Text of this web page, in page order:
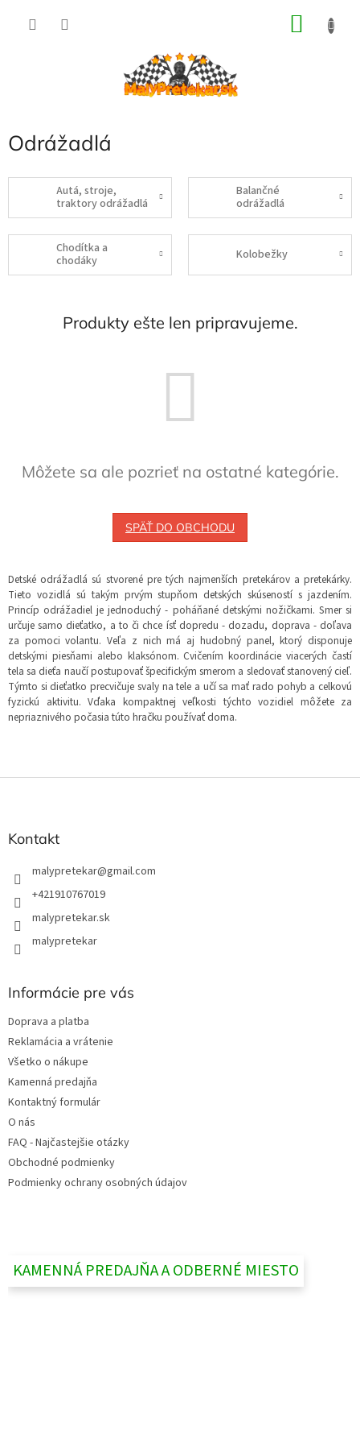
Odrážadlá
Autá, stroje,
traktory odrážadlá
Balančné
odrážadlá
Chodítka a
chodáky
Kolobežky
Produkty ešte len pripravujeme.
Môžete sa ale pozrieť na ostatné kategórie.
SPÄŤ DO OBCHODU
Detské odrážadlá sú stvorené pre tých najmenších pretekárov a pretekárky.
Tieto vozidlá sú takým prvým stupňom detských skúseností s jazdením.
Princíp odrážadiel je jednoduchý - poháňané detskými nožičkami. Smer si
určuje samo dieťatko, a to či chce ísť dopredu - dozadu, doprava - doľava
za pomoci volantu. Veľa z nich má aj hudobný panel, ktorý disponuje
detskými piesňami alebo klaksónom. Cvičením koordinácie viacerých častí
tela sa dieťa naučí postupovať špecifickým smerom a sledovať stanovený cieľ.
Týmto si dieťatko precvičuje svaly na tele a učí sa mať rado pohyb a celkovú
fyzickú aktivitu. Vďaka kompaktnej veľkosti týchto vozidiel môžete za
nepriaznivého počasia túto hračku používať doma.
Z
Kontakt
malypretekar@gmail.com
+421910767019
malypretekar.sk
malypretekar
Informácie pre vás
Doprava a platba
Reklamácia a vrátenie
Všetko o nákupe
Kamenná predajňa
Kontaktný formulár
O nás
FAQ - Najčastejšie otázky
Obchodné podmienky
Podmienky ochrany osobných údajov
KAMENNÁ PREDAJŇA A ODBERNÉ MIESTO